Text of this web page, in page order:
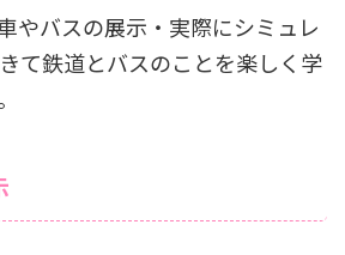
やバスの展示・実際にシミュレ
て鉄道とバスのことを楽しく学